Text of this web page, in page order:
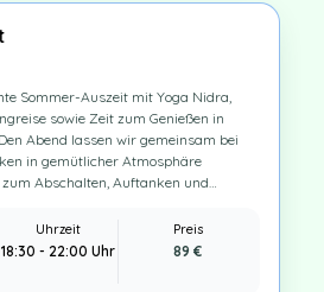
Sommer-Auszeit mit Yoga Nidra,
sowie Zeit zum Genießen in
Abend lassen wir gemeinsam bei
in gemütlicher Atmosphäre
Abschalten, Auftanken und
Uhrzeit
18:30 - 22:00 Uhr
Preis
89 €